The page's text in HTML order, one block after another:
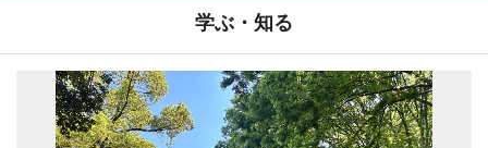
学ぶ・知る